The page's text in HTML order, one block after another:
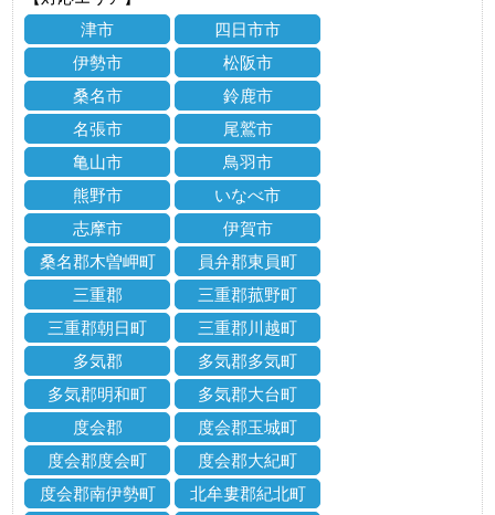
津市
四日市市
伊勢市
松阪市
桑名市
鈴鹿市
名張市
尾鷲市
亀山市
鳥羽市
熊野市
いなべ市
志摩市
伊賀市
桑名郡木曽岬町
員弁郡東員町
三重郡
三重郡菰野町
三重郡朝日町
三重郡川越町
多気郡
多気郡多気町
多気郡明和町
多気郡大台町
度会郡
度会郡玉城町
度会郡度会町
度会郡大紀町
度会郡南伊勢町
北牟婁郡紀北町